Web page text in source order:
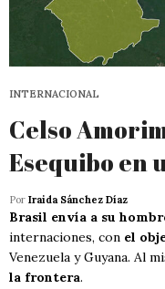
INTERNACIONAL
Celso
Esequibo en
Por Iraida Sánchez Díaz
Brasil envía a su
internaciones, con el
Venezuela y Guyana. Al
la frontera.